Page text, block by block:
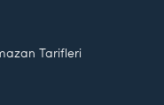
Tarifleri